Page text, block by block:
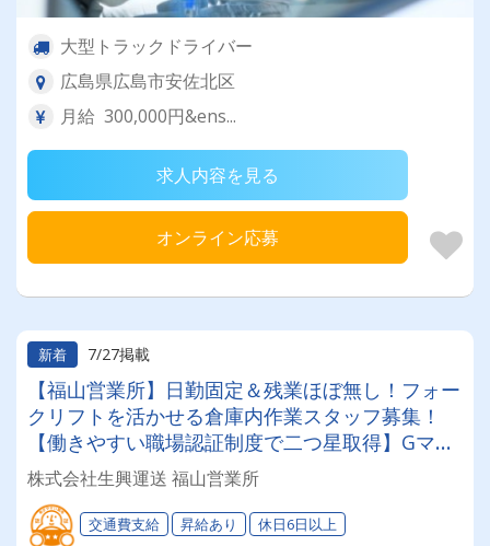
大型トラックドライバー
広島県広島市安佐北区
月給 300,000円&ens...
求人内容を見る
オンライン応募
新着 7/27掲載
【福山営業所】日勤固定＆残業ほぼ無し！フォー
クリフトを活かせる倉庫内作業スタッフ募集！
【働きやすい職場認証制度で二つ星取得】Gマー
ク＆健康経営認定で安全・健康管理も万全◎あな
たのライフステージに合わせて「選べる働き方」
が魅力の安定企業！
株式会社生興運送 福山営業所
交通費支給 昇給あり 休日6日以上